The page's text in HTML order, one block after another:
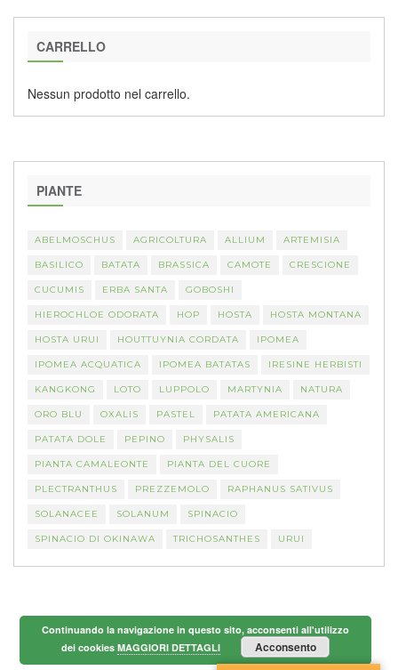
CARRELLO
Nessun prodotto nel carrello.
PIANTE
ABELMOSCHUS AGRICOLTURA ALLIUM ARTEMISIA
BASILICO BATATA BRASSICA CAMOTE CRESCIONE
CUCUMIS ERBA SANTA GOBOSHI
HIEROCHLOE ODORATA HOP HOSTA HOSTA MONTANA
HOSTA URUI HOUTTUYNIA CORDATA IPOMEA
IPOMEA ACQUATICA IPOMEA BATATAS IRESINE HERBISTI
KANGKONG LOTO LUPPOLO MARTYNIA NATURA
ORO BLU OXALIS PASTEL PATATA AMERICANA
PATATA DOLE PEPINO PHYSALIS
PIANTA CAMALEONTE PIANTA DEL CUORE
PLECTRANTHUS PREZZEMOLO RAPHANUS SATIVUS
SOLANACEE SOLANUM SPINACIO
SPINACIO DI OKINAWA TRICHOSANTHES URUI
Continuando la navigazione in questo sito, acconsenti all'utilizzo
dei cookiesMAGGIORI DETTAGLI Acconsento